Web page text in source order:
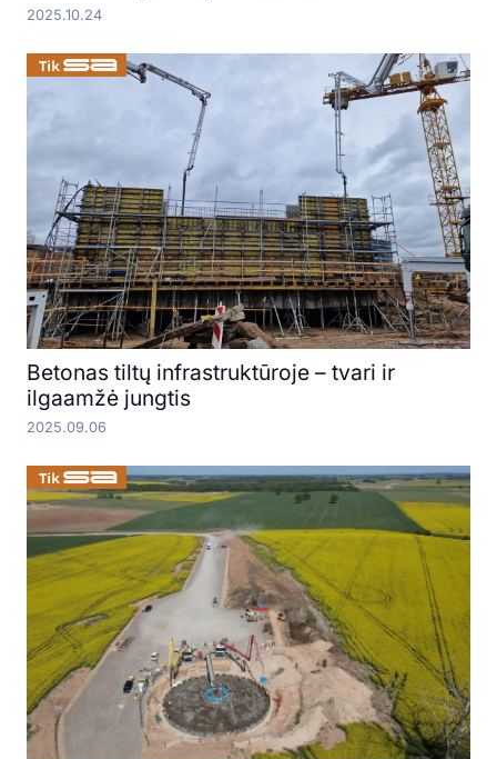
2025.10.24
Betonas tiltų infrastruktūroje – tvari ir
ilgaamžė jungtis
2025.09.06